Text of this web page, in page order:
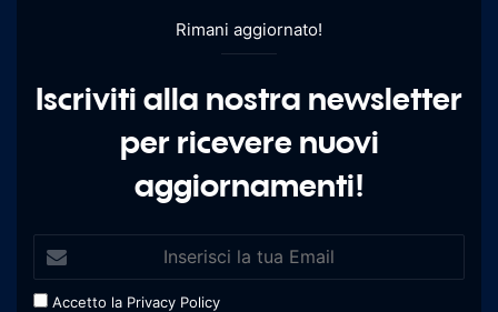
Rimani aggiornato!
Iscriviti alla nostra newsletter
per ricevere nuovi
aggiornamenti!
Accetto la Privacy Policy